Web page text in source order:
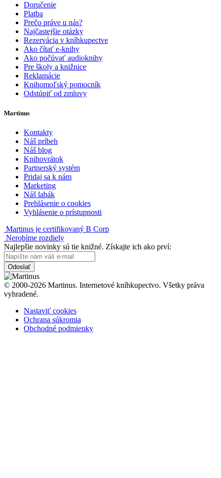
Doručenie
Platba
Prečo práve u nás?
Najčastejšie otázky
Rezervácia v kníhkupectve
Ako čítať e-knihy
Ako počúvať audioknihy
Pre školy a knižnice
Reklamácie
Knihomoľský pomocník
Odstúpiť od zmluvy
Martinus
Kontakty
Náš príbeh
Náš blog
Knihovrátok
Partnerský systém
Pridaj sa k nám
Marketing
Náš labák
Prehlásenie o cookies
Vyhlásenie o prístupnosti
Martinus je certifikovaný B Corp
Nerobíme rozdiely
Najlepšie novinky sú tie knižné. Získajte ich ako prví:
Odoslať
© 2000-2026 Martinus. Internetové kníhkupectvo. Všetky práva
vyhradené.
Nastaviť cookies
Ochrana súkromia
Obchodné podmienky